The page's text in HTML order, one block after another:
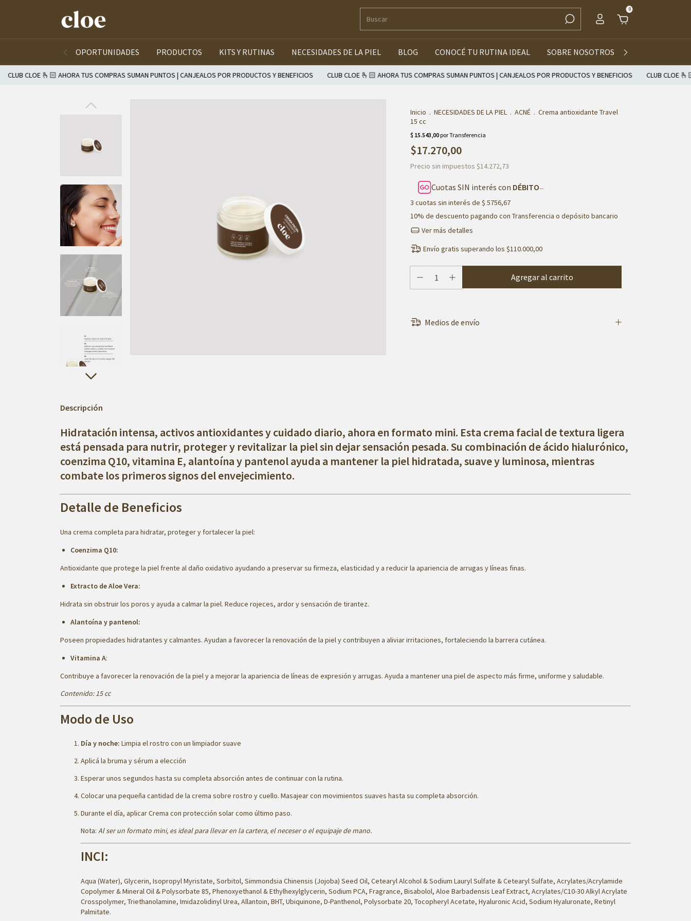
0
OPORTUNIDADES PRODUCTOS KITS Y RUTINAS NECESIDADES DE LA PIEL BLOG CONOCÉ TU RUTINA IDEAL SOBRE NOSOTROS
🫰🏻 AHORA TUS COMPRAS SUMAN PUNTOS | CANJEALOS POR PRODUCTOS Y BENEFICIOS CLUB CLOE 🫰🏻 AHORA TUS COMPRAS SUMAN PUNTOS | CANJEALOS POR PRODUCTOS Y BENEFICIOS CLUB CLOE 🫰🏻 AHORA
Inicio . NECESIDADES DE LA PIEL . ACNÉ . Crema antioxidante Travel
15 cc
$17.270,00
Precio sin impuestos $14.272,73
Cuotas SIN interés con DÉBITO
3 cuotas sin interés de $ 5756,67
Ver más detalles
Envío gratis superando los$110.000,00
Medios de envío
Descripción
Hidratación intensa, activos antioxidantes y cuidado diario, ahora en formato mini. Esta crema facial de textura ligera
está pensada para nutrir, proteger y revitalizar la piel sin dejar sensación pesada. Su combinación de ácido hialurónico,
coenzima Q10, vitamina E, alantoína y pantenol ayuda a mantener la piel hidratada, suave y luminosa, mientras
combate los primeros signos del envejecimiento.
Detalle de Beneficios
Una crema completa para hidratar, proteger y fortalecer la piel:
Coenzima Q10:
Antioxidante que protege la piel frente al daño oxidativo ayudando a preservar su firmeza, elasticidad y a reducir la apariencia de arrugas y líneas finas.
Extracto de Aloe Vera:
Hidrata sin obstruir los poros y ayuda a calmar la piel. Reduce rojeces, ardor y sensación de tirantez.
Alantoína y pantenol:
Poseen propiedades hidratantes y calmantes. Ayudan a favorecer la renovación de la piel y contribuyen a aliviar irritaciones, fortaleciendo la barrera cutánea.
Vitamina A:
Contribuye a favorecer la renovación de la piel y a mejorar la apariencia de líneas de expresión y arrugas. Ayuda a mantener una piel de aspecto más firme, uniforme y saludable.
Contenido: 15 cc
Modo de Uso
Día y noche: Limpia el rostro con un limpiador suave
Aplicá la bruma ysérum a elección
Esperar unos segundos hasta su completa absorción antes de continuar con la rutina.
Colocar una pequeña cantidad de la crema sobre rostro y cuello. Masajear con movimientos suaves hasta su completa absorción.
Durante el día, aplicarCrema con protección solarcomo último paso.
Nota: Al ser un formato mini, es ideal para llevar en la cartera, el neceser o el equipaje de mano.
INCI:
Aqua (Water), Glycerin, Isopropyl Myristate, Sorbitol, Simmondsia Chinensis (Jojoba) Seed Oil, Cetearyl Alcohol & Sodium Lauryl Sulfate & Cetearyl Sulfate, Acrylates/Acrylamide
Copolymer & Mineral Oil & Polysorbate 85, Phenoxyethanol & Ethylhexylglycerin, Sodium PCA, Fragrance, Bisabolol, Aloe Barbadensis Leaf Extract, Acrylates/C10-30 Alkyl Acrylate
Crosspolymer, Triethanolamine, Imidazolidinyl Urea, Allantoin, BHT, Ubiquinone, D-Panthenol, Polysorbate 20, Tocopheryl Acetate, Hyaluronic Acid, Sodium Hyaluronate, Retinyl
Palmitate.